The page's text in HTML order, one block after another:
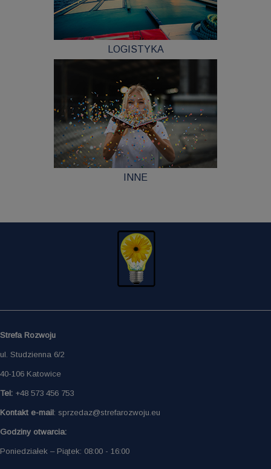
LOGISTYKA
INNE
Strefa Rozwoju
ul. Studzienna 6/2
40-106 Katowice
Tel: +48 573 456 753
Kontakt e-mail: sprzedaz@strefarozwoju.eu
Godziny otwarcia:
Poniedziałek – Piątek: 08:00 - 16:00